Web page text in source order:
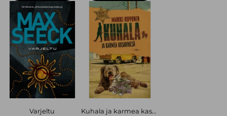
Varjeltu Kuhala ja karmea kasarikesä